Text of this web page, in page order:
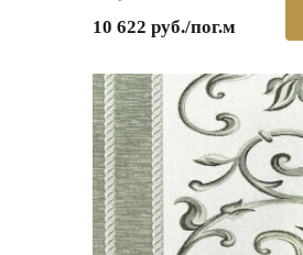
10 622 руб./пог.м